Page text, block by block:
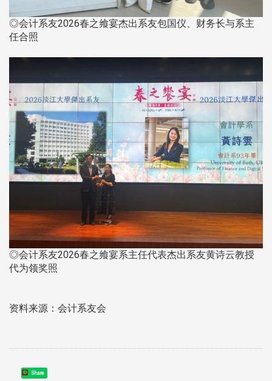
◎会计系友2026春之飨宴杰出系友包国仪、财务长与系主
任合照
◎会计系友2026春之飨宴系主任代表杰出系友黄诗云教授
代为领奖照
资料来源：会计系友会
Share